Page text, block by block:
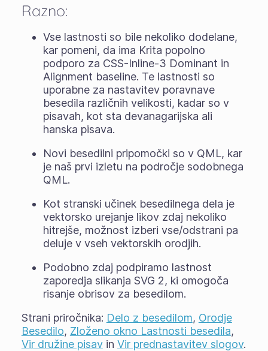
Razno:
Vse lastnosti so bile nekoliko dodelane,
kar pomeni, da ima Krita popolno
podporo za CSS-Inline-3 Dominant in
Alignment baseline. Te lastnosti so
uporabne za nastavitev poravnave
besedila različnih velikosti, kadar so v
pisavah, kot sta devanagarijska ali
hanska pisava.
Novi besedilni pripomočki so v QML, kar
je naš prvi izletu na področje sodobnega
QML.
Kot stranski učinek besedilnega dela je
vektorsko urejanje likov zdaj nekoliko
hitrejše, možnost izberi vse/odstrani pa
deluje v vseh vektorskih orodjih.
Podobno zdaj podpiramo lastnost
zaporedja slikanja SVG 2, ki omogoča
risanje obrisov za besedilom.
Strani priročnika: Delo z besedilom, Orodje
Besedilo, Zloženo okno Lastnosti besedila,
Vir družine pisavin Vir prednastavitev slogov.